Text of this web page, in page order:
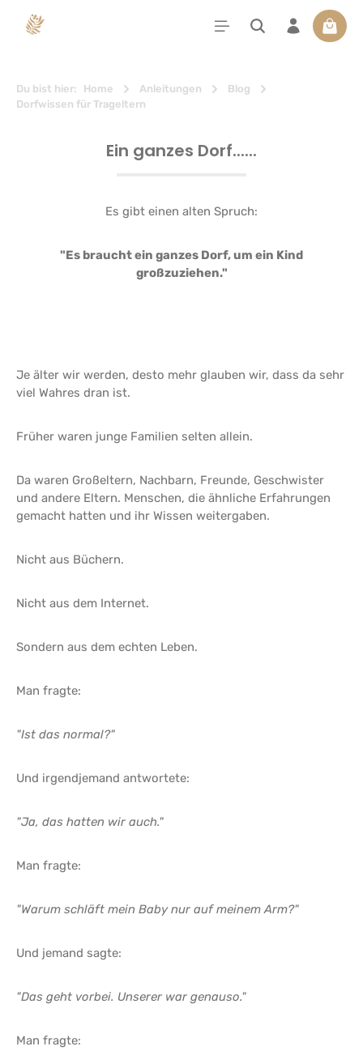
springen
Du bist hier: Home Anleitungen
Blog
Dorfwissen für Trageltern
Ein ganzes Dorf......
Es gibt einen alten Spruch:
"Es braucht ein ganzes Dorf, um ein Kind
großzuziehen."
Je älter wir werden, desto mehr glauben wir, dass da sehr
viel Wahres dran ist.
Früher waren junge Familien selten allein.
Da waren Großeltern, Nachbarn, Freunde, Geschwister
und andere Eltern. Menschen, die ähnliche Erfahrungen
gemacht hatten und ihr Wissen weitergaben.
Nicht aus Büchern.
Nicht aus dem Internet.
Sondern aus dem echten Leben.
Man fragte:
"Ist das normal?"
Und irgendjemand antwortete:
"Ja, das hatten wir auch."
Man fragte:
"Warum schläft mein Baby nur auf meinem Arm?"
Und jemand sagte:
"Das geht vorbei. Unserer war genauso."
Man fragte: